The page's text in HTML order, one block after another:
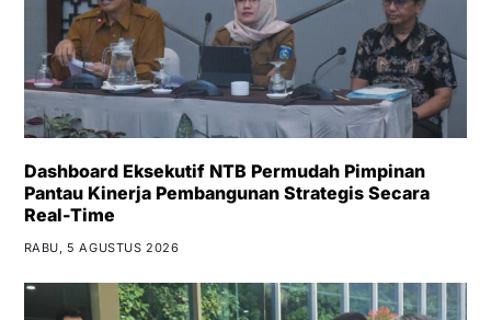
Dashboard Eksekutif NTB Permudah Pimpinan
Pantau Kinerja Pembangunan Strategis Secara
Real-Time
RABU, 5 AGUSTUS 2026